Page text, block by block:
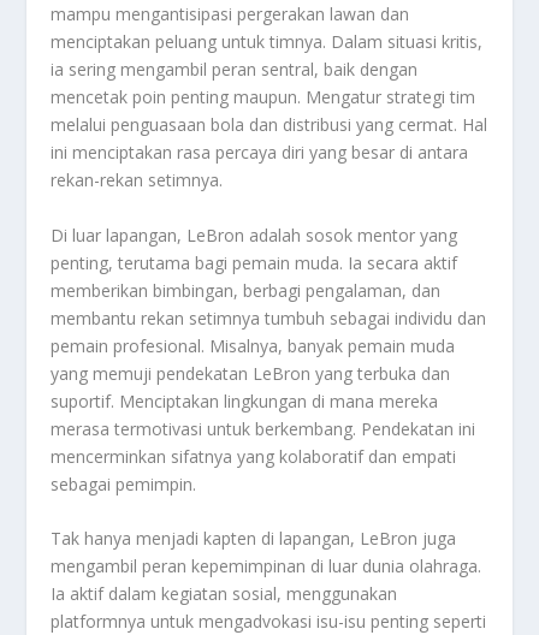
mampu mengantisipasi pergerakan lawan dan
menciptakan peluang untuk timnya. Dalam situasi kritis,
ia sering mengambil peran sentral, baik dengan
mencetak poin penting maupun. Mengatur strategi tim
melalui penguasaan bola dan distribusi yang cermat. Hal
ini menciptakan rasa percaya diri yang besar di antara
rekan-rekan setimnya.
Di luar lapangan, LeBron adalah sosok mentor yang
penting, terutama bagi pemain muda. Ia secara aktif
memberikan bimbingan, berbagi pengalaman, dan
membantu rekan setimnya tumbuh sebagai individu dan
pemain profesional. Misalnya, banyak pemain muda
yang memuji pendekatan LeBron yang terbuka dan
suportif. Menciptakan lingkungan di mana mereka
merasa termotivasi untuk berkembang. Pendekatan ini
mencerminkan sifatnya yang kolaboratif dan empati
sebagai pemimpin.
Tak hanya menjadi kapten di lapangan, LeBron juga
mengambil peran kepemimpinan di luar dunia olahraga.
Ia aktif dalam kegiatan sosial, menggunakan
platformnya untuk mengadvokasi isu-isu penting seperti